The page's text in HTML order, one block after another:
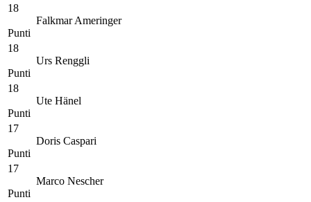
18
Punti
Falkmar Ameringer
18
Punti
Urs Renggli
18
Punti
Ute Hänel
17
Punti
Doris Caspari
17
Punti
Marco Nescher